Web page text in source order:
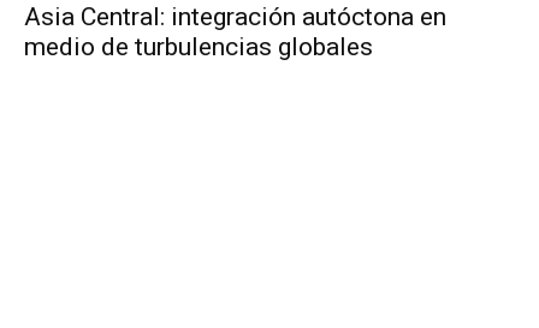
Asia Central: integración autóctona en
medio de turbulencias globales